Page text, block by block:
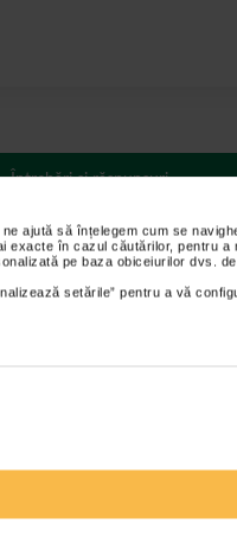
ajută să înțelegem cum se
exacte în cazul căutărilor, pentru a
pe baza obiceiurilor dvs. de
setările” pentru a vă
de cimbru si proteine de
complexului
Întrebări și răspunsuri